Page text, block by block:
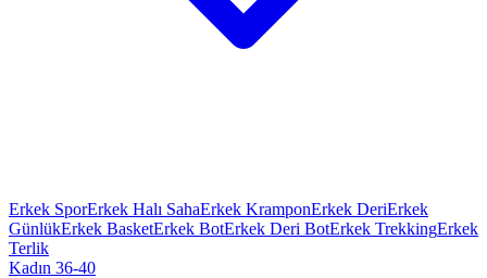
Erkek SporErkek Halı SahaErkek KramponErkek DeriErkek
GünlükErkek BasketErkek BotErkek Deri BotErkek TrekkingErkek
Terlik
Kadın 36-40